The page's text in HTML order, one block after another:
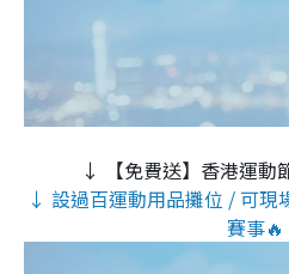
↓ 【免費送】香港運動
↓ 設過百運動用品攤位 / 可現
賽事